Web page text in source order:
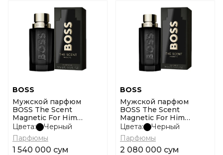
BOSS
Мужской парфюм
BOSS The Scent
Magnetic For Him
размер 50ml
Цвета:
Черный
Парфюмы
1 540 000 сум
BOSS
Мужской парфюм
BOSS The Scent
Magnetic For Him
размер 100ml
Цвета:
Черный
Парфюмы
2 080 000 сум